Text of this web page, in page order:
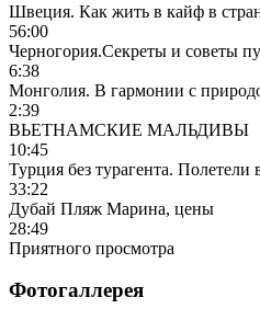
Швеция. Как жить в кайф в
56:00
Черногория.Секреты и советы
6:38
Монголия. В гармонии с
2:39
ВЬЕТНАМСКИЕ МАЛЬДИВЫ
10:45
Турция без турагента.
33:22
Дубай Пляж Марина, цены
28:49
Приятного просмотра
Фотогаллерея